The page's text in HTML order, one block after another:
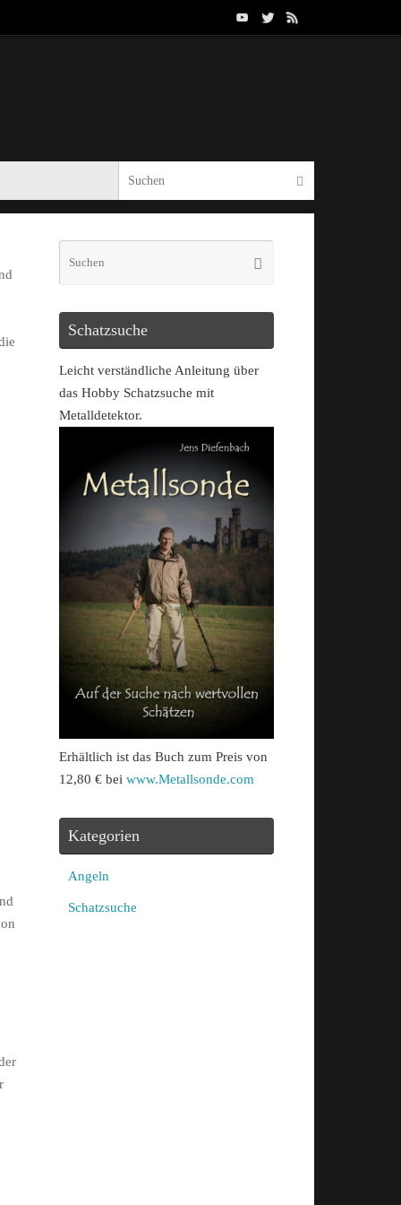
Schatzsuche
Leicht verständliche Anleitung über
das Hobby Schatzsuche mit
Metalldetektor.
Erhältlich ist das Buch zum Preis von
12,80 € bei www.Metallsonde.com
Kategorien
Angeln
Schatzsuche